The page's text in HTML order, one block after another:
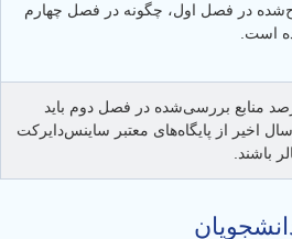
در فصل اول، چگونه در فصل چهارم
است.
۶۰ درصد منابع بررسی‌شده در فصل دوم باید
مربوط به ۵ سال اخیر از پایگاه‌های معتبر ساینس‌دایرکت
باشند.